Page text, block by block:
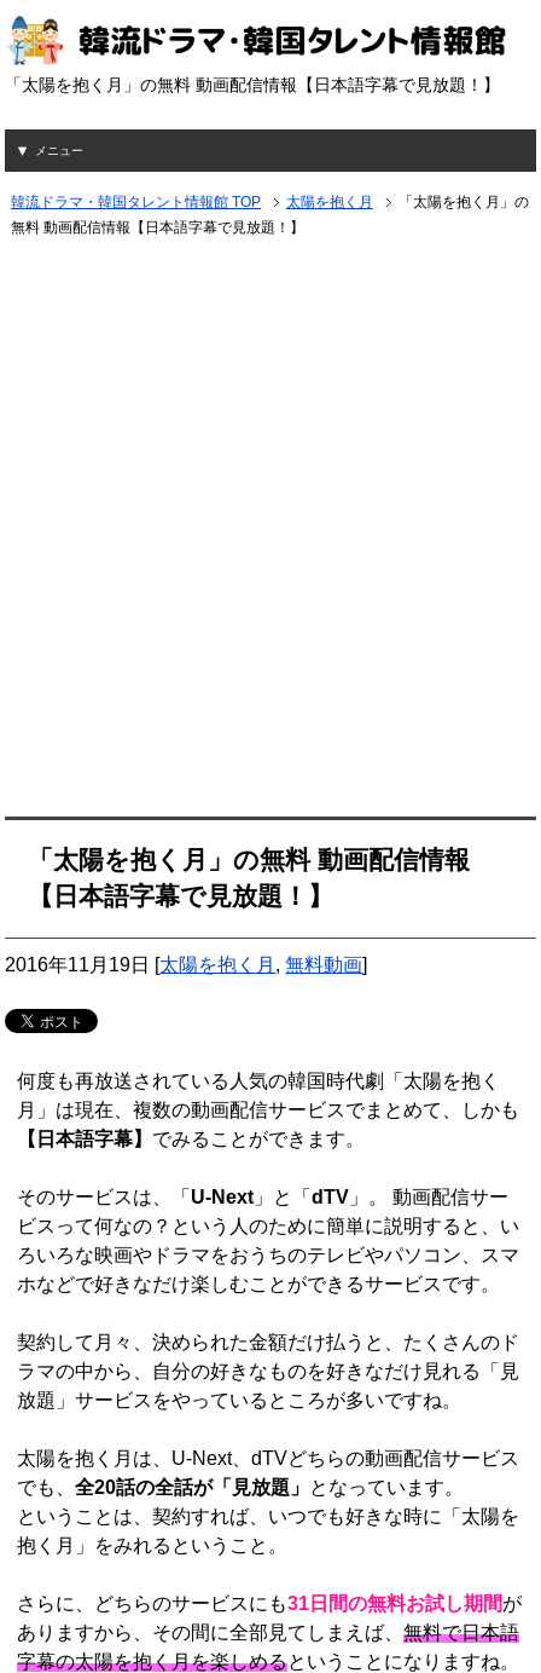
「太陽を抱く月」の無料 動画配信情報【日本語字幕で見放題！】
メニュー
韓流ドラマ・韓国タレント情報館 TOP 太陽を抱く月
「太陽を抱く月」の
無料 動画配信情報【日本語字幕で見放題！】
「太陽を抱く月」の無料 動画配信情報
【日本語字幕で見放題！】
2016年11月19日 [太陽を抱く月 ,無料動画]
何度も再放送されている人気の韓国時代劇「太陽を抱く
月」は現在、複数の動画配信サービスでまとめて、しかも
【日本語字幕】 でみることができます。
そのサービスは、「 U-Next 」と「dTV 」。 動画配信サー
ビスって何なの？という人のために簡単に説明すると、い
ろいろな映画やドラマをおうちのテレビやパソコン、スマ
ホなどで好きなだけ楽しむことができるサービスです。
契約して月々、決められた金額だけ払うと、たくさんのド
ラマの中から、自分の好きなものを好きなだけ見れる「見
放題」サービスをやっているところが多いですね。
太陽を抱く月は、U-Next、dTVどちらの動画配信サービス
でも、全20話の全話が「見放題」 となっています。
ということは、契約すれば、いつでも好きな時に「太陽を
抱く月」をみれるということ。
さらに、どちらのサービスにも31日間の無料お試し期間が
ありますから、その間に全部見てしまえば、無料で日本語
字幕の太陽を抱く月を楽しめるということになりますね。